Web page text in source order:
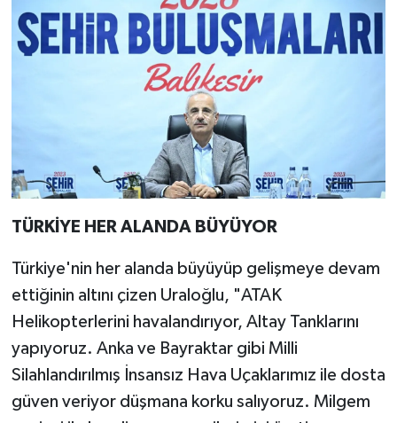
TÜRKİYE HER ALANDA BÜYÜYOR
Türkiye'nin her alanda büyüyüp gelişmeye devam
ettiğinin altını çizen Uraloğlu, "ATAK
Helikopterlerini havalandırıyor, Altay Tanklarını
yapıyoruz. Anka ve Bayraktar gibi Milli
Silahlandırılmış İnsansız Hava Uçaklarımız ile dosta
güven veriyor düşmana korku salıyoruz. Milgem